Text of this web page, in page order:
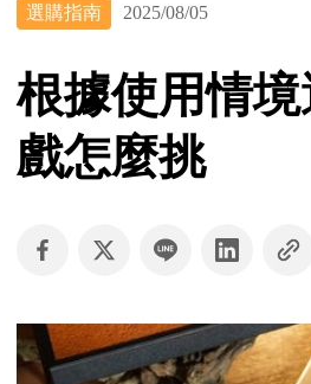
選購指南 2025/08/05
根據使用情
戲怎麼挑